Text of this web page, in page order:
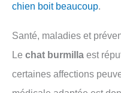
chien boit beaucoup.
Santé, maladies et
Le chat burmilla est
certaines affections